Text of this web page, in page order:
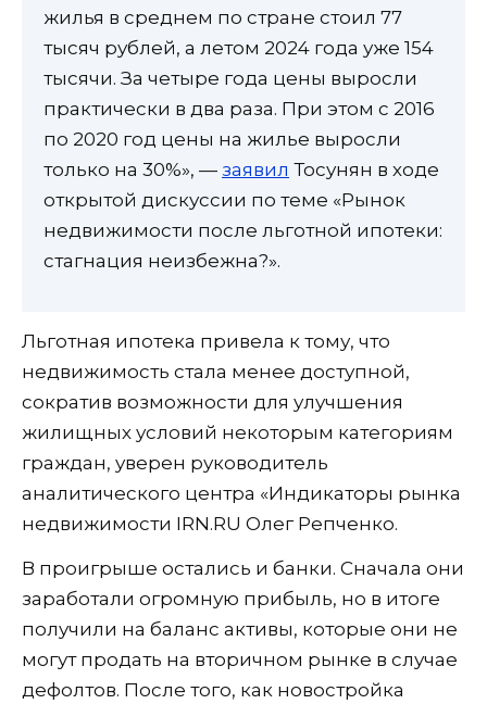
жилья в среднем по стране стоил 77
тысяч рублей, а летом 2024 года уже 154
тысячи. За четыре года цены выросли
практически в два раза. При этом с 2016
по 2020 год цены на жилье выросли
только на 30%», — заявил Тосунян в ходе
открытой дискуссии по теме «Рынок
недвижимости после льготной ипотеки:
стагнация неизбежна?».
Льготная ипотека привела к тому, что
недвижимость стала менее доступной,
сократив возможности для улучшения
жилищных условий некоторым категориям
граждан, уверен руководитель
аналитического центра «Индикаторы рынка
недвижимости IRN.RU Олег Репченко.
В проигрыше остались и банки. Сначала они
заработали огромную прибыль, но в итоге
получили на баланс активы, которые они не
могут продать на вторичном рынке в случае
дефолтов. После того, как новостройка